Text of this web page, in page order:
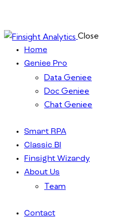
Close
Home
Geniee Pro
Data Geniee
Doc Geniee
Chat Geniee
Smart RPA
Classic BI
Finsight Wizardy
About Us
Team
Contact